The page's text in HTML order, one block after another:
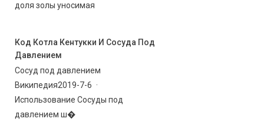
доля золы уносимая
Код Котла Кентукки И Сосуда Под
Давлением
Сосуд под давлением
Википедия2019-7-6 ·
Использование Сосуды под
давлением ш�